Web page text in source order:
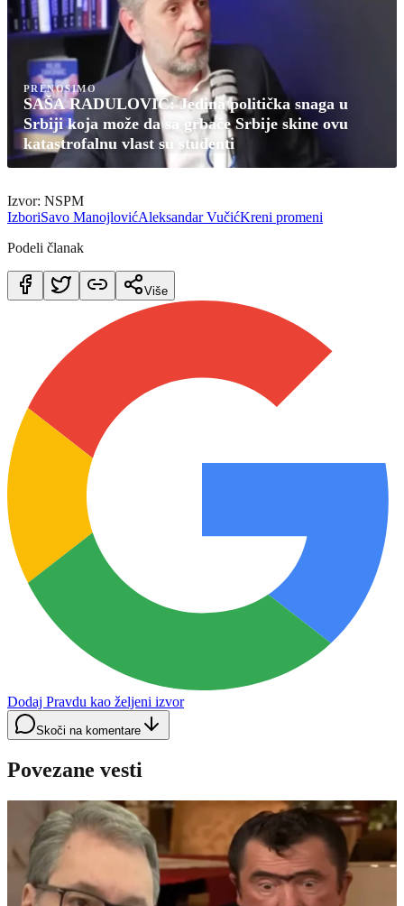
PRENOSIMO
SAŠA RADULOVIĆ: Jedina politička snaga u
Srbiji koja može da sa grbače Srbije skine ovu
katastrofalnu vlast su studenti
Izvor: NSPM
IzboriSavo ManojlovićAleksandar VučićKreni promeni
Podeli članak
Više
Dodaj Pravdu kao željeni izvor
Skoči na komentare
Povezane vesti